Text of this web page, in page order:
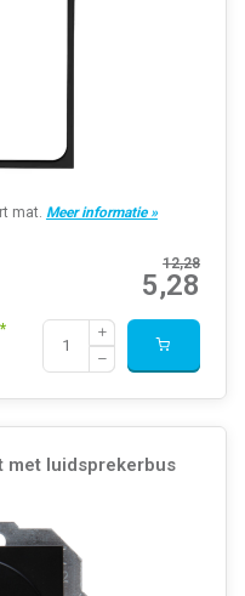
mat. Meer informatie »
12,28
5,28
met luidsprekerbus